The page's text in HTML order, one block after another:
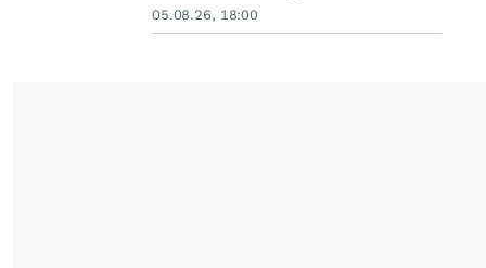
05.08.26, 18:00